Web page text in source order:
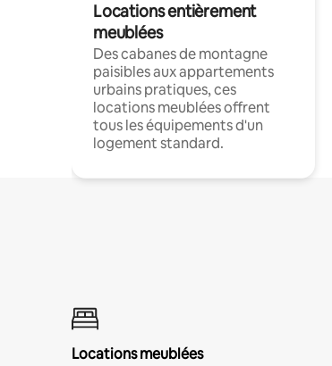
Locations entièrement
meublées
Des cabanes de montagne
paisibles aux appartements
urbains pratiques, ces
locations meublées offrent
tous les équipements d'un
logement standard.
Locations meublées